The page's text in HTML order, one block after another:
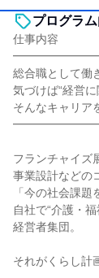
プログラ
仕事内容
総合職として働
気づけば“経営に
そんなキャリア
フランチャイズ
事業設計などの
「今の社会課題
自社で“介護・福
経営者集団。
それがくらし計